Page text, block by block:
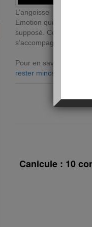
L’angoisse
Emotion qui peut
supposé. Ce
s’accompagne de
Pour en savoir plus
rester mince avec l’EFT
Canicule : 10